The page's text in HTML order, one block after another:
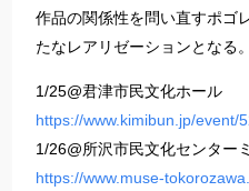
作品の関係性を問い直すポゴ
たなレアリゼーションとなる。
1/25@君津市民文化ホール
https://www.kimibun.jp/event/
1/26@所沢市民文化センター
https://www.muse-